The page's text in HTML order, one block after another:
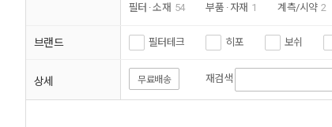
필터 · 소재 54 부품 · 자재 1 계측/시약 2
브랜드 필터테크 히포 보쉬
상세 무료배송 재검색